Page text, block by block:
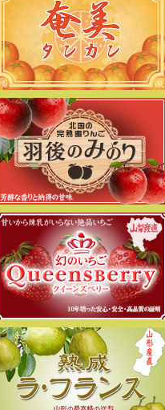
でご家庭へお届け致します。
[2018年10月22日 ]
姉妹店-りんご専門通販、2018
年度の出荷をスタートしました！
絶品りんごを産地直送でご家庭へ
お届け致します。
[2018年10月19日 ]
姉妹店-2018年度ラ・フランス
専門通販の予約販売をスタートし
ました。商品の発送は11月中旬頃
からを予定しております。お楽し
[2018年5月31日 ]
姉妹店-2018年度桃専門通販の
予約販売をスタートしました。商
品の発送は6月下旬頃からを予定し
ております。味重視の、泡のある
桃を産地直送でご家庭へお届け致
します。
[2018年4月6日]
姉妹店-2018年度さくらんぼ専
門通販の予約販売をスタートしま
した。商品の発送は5月初旬頃から
を予定しております。お楽しみに